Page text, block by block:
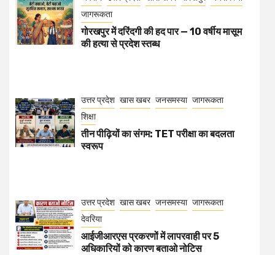
जागरूकता
गोरखपुर में दरिंदगी की हद पार — 10 वर्षीय मासूम
की हत्या से प्रदेश स्तब्ध
उत्तर प्रदेश खास खबर जनसमस्या जागरूकता
शिक्षा
तीन पीढ़ियों का संगम: TET परीक्षा का बदलता
स्वरूप
उत्तर प्रदेश खास खबर जनसमस्या जागरूकता
देवरिया
आईजीआरएस प्रकरणों में लापरवाही पर 5
अधिकारियों को कारण बताओ नोटिस